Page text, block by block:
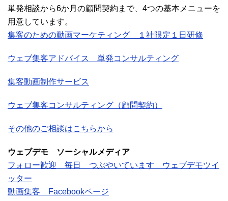
単発相談から6か月の顧問契約まで、4つの基本メニューを
用意しています。
集客のための動画マーケティング １社限定１日研修
ウェブ集客アドバイス 単発コンサルティング
集客動画制作サービス
ウェブ集客コンサルティング（顧問契約）
その他のご相談はこちらから
ウェブデモ ソーシャルメディア
フォロー歓迎 毎日 つぶやいています ウェブデモツイ
ッター
動画集客 Facebookページ